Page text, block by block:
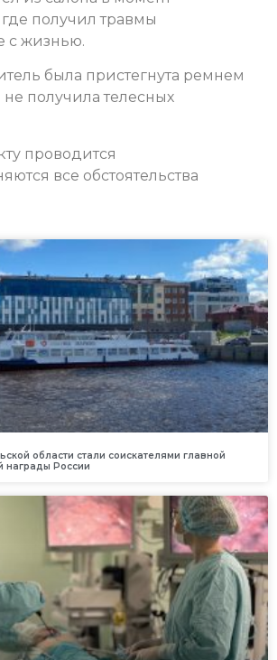
получил травмы
с жизнью.
была пристегнута ремнем
не получила телесных
проводится
все обстоятельства
области стали соискателями главной
награды России